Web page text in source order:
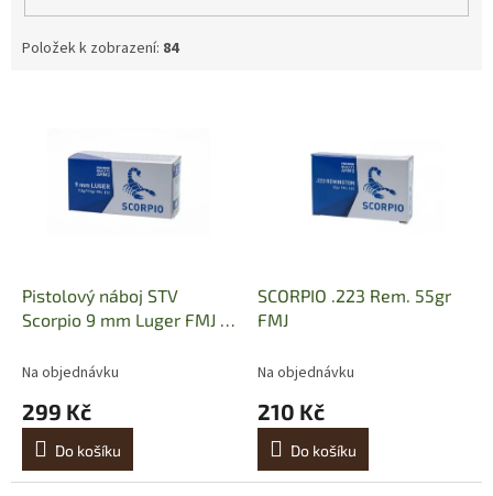
Položek k zobrazení: 84
Pistolový náboj STV
Scorpio 9 mm Luger FMJ 8
Na objednávku
299 Kč
Do košíku
SCORPIO .223 Rem. 55gr
FMJ
Na objednávku
210 Kč
Do košíku